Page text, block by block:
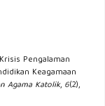
Pengalaman
Keagamaan
Agama Katolik, 6(2),